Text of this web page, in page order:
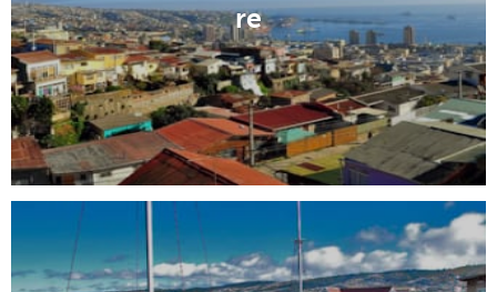
re